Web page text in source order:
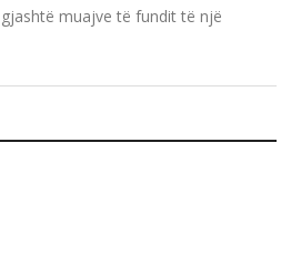
muajve të fundit të një